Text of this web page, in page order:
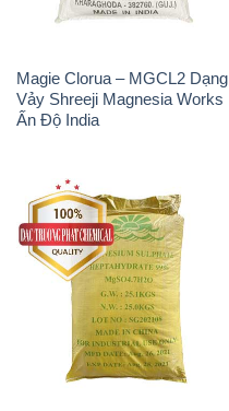
Magie Clorua – MGCL2 Dạng
Vảy Shreeji Magnesia Works
Ấn Độ India